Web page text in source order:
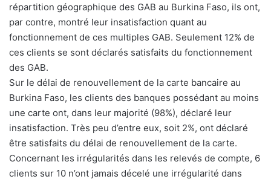
répartition géographique des GAB au Burkina Faso, ils ont,
par contre, montré leur insatisfaction quant au
fonctionnement de ces multiples GAB. Seulement 12% de
ces clients se sont déclarés satisfaits du fonctionnement
des GAB.
Sur le délai de renouvellement de la carte bancaire au
Burkina Faso, les clients des banques possédant au moins
une carte ont, dans leur majorité (98%), déclaré leur
insatisfaction. Très peu d’entre eux, soit 2%, ont déclaré
être satisfaits du délai de renouvellement de la carte.
Concernant les irrégularités dans les relevés de compte, 6
clients sur 10 n’ont jamais décelé une irrégularité dans